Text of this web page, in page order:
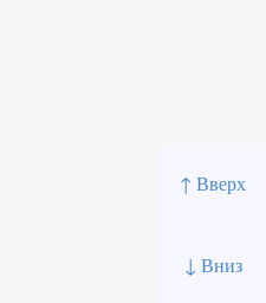
↑ Вверх
↓ Вниз